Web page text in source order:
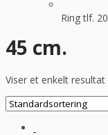
Ring tlf.
45 cm.
Viser et enkelt resultat